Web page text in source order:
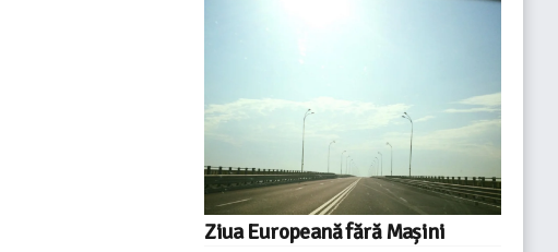
Ziua Europeană fără Mașini